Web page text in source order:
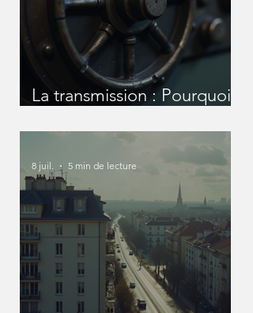
La transmission : Pourquoi
avant qu'il ne soit trop tard
?
8 juil. 5 min de lecture